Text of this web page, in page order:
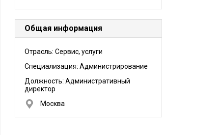
Общая информация
Отрасль: Сервис, услуги
Специализация: Администрирование
Должность: Административный
директор
Москва